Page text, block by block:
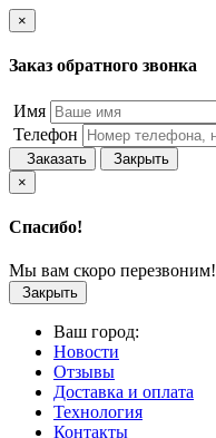
×
Заказ обратного звонка
Имя
Телефон
Заказать
Закрыть
×
Спасибо!
Мы вам скоро перезвоним!
Закрыть
Ваш город:
Новости
Отзывы
Доставка и оплата
Технология
Контакты